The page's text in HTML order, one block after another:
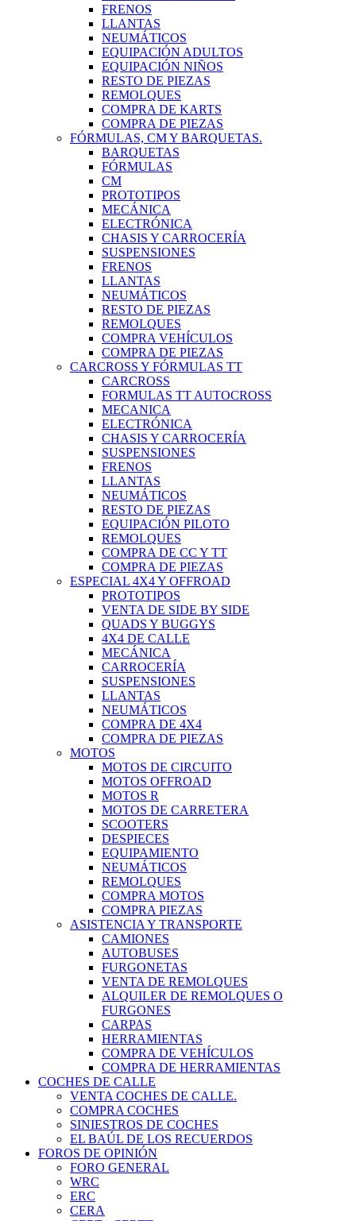
FRENOS
LLANTAS
NEUMÁTICOS
EQUIPACIÓN ADULTOS
EQUIPACIÓN NIÑOS
RESTO DE PIEZAS
REMOLQUES
COMPRA DE KARTS
COMPRA DE PIEZAS
FÓRMULAS, CM Y BARQUETAS.
BARQUETAS
FÓRMULAS
CM
PROTOTIPOS
MECÁNICA
ELECTRÓNICA
CHASIS Y CARROCERÍA
SUSPENSIONES
FRENOS
LLANTAS
NEUMÁTICOS
RESTO DE PIEZAS
REMOLQUES
COMPRA VEHÍCULOS
COMPRA DE PIEZAS
CARCROSS Y FÓRMULAS TT
CARCROSS
FORMULAS TT AUTOCROSS
MECANICA
ELECTRÓNICA
CHASIS Y CARROCERÍA
SUSPENSIONES
FRENOS
LLANTAS
NEUMÁTICOS
RESTO DE PIEZAS
EQUIPACIÓN PILOTO
REMOLQUES
COMPRA DE CC Y TT
COMPRA DE PIEZAS
ESPECIAL 4X4 Y OFFROAD
PROTOTIPOS
VENTA DE SIDE BY SIDE
QUADS Y BUGGYS
4X4 DE CALLE
MECÁNICA
CARROCERÍA
SUSPENSIONES
LLANTAS
NEUMÁTICOS
COMPRA DE 4X4
COMPRA DE PIEZAS
MOTOS
MOTOS DE CIRCUITO
MOTOS OFFROAD
MOTOS R
MOTOS DE CARRETERA
SCOOTERS
DESPIECES
EQUIPAMIENTO
NEUMÁTICOS
REMOLQUES
COMPRA MOTOS
COMPRA PIEZAS
ASISTENCIA Y TRANSPORTE
CAMIONES
AUTOBUSES
FURGONETAS
VENTA DE REMOLQUES
ALQUILER DE REMOLQUES O
FURGONES
CARPAS
HERRAMIENTAS
COMPRA DE VEHÍCULOS
COMPRA DE HERRAMIENTAS
COCHES DE CALLE
VENTA COCHES DE CALLE.
COMPRA COCHES
SINIESTROS DE COCHES
EL BAÚL DE LOS RECUERDOS
FOROS DE OPINIÓN
FORO GENERAL
WRC
ERC
CERA